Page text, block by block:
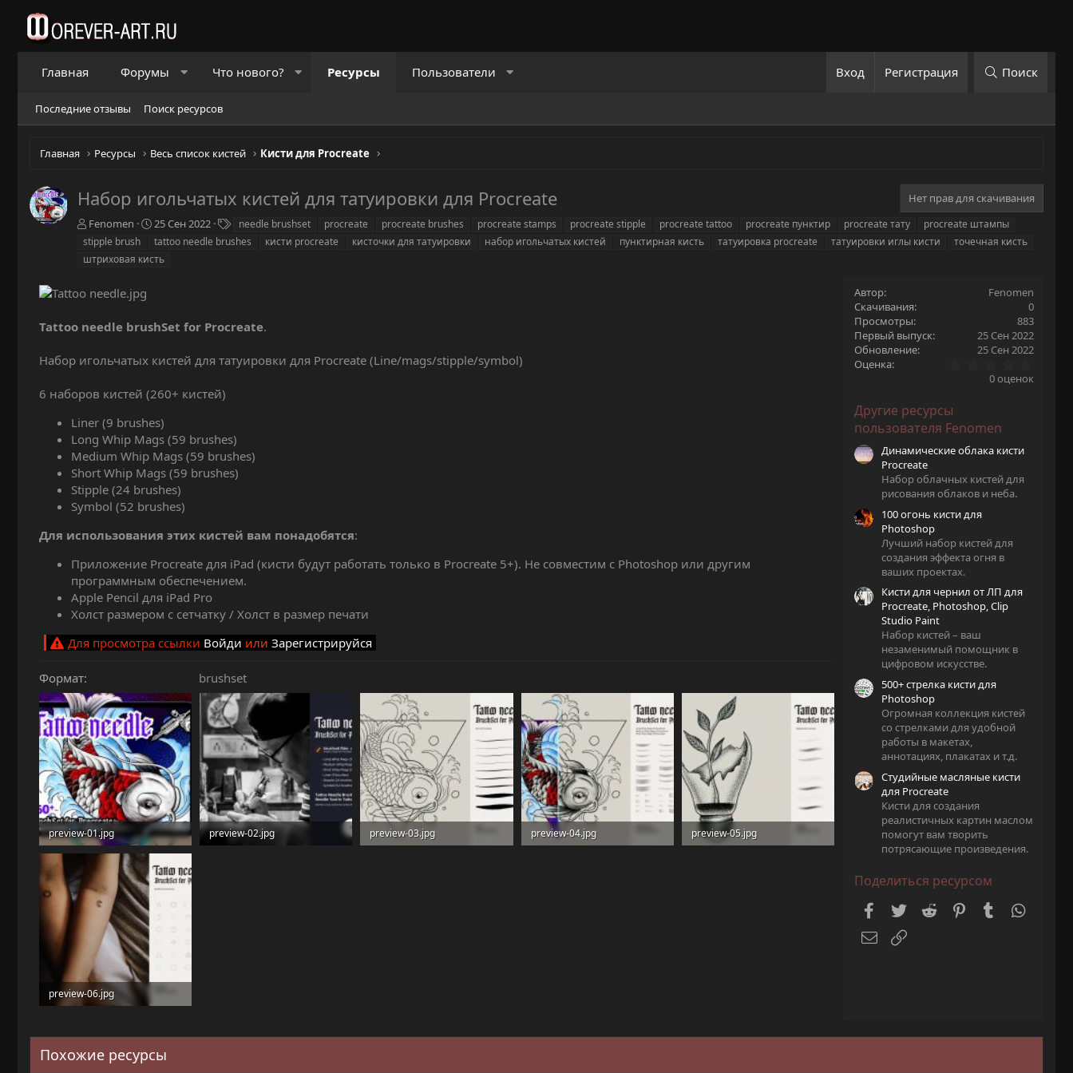
Главная Форумы Что нового? Ресурсы Пользователи Вход Регистрация Поиск
Последние отзывы Поиск ресурсов
Главная Ресурсы Весь список кистей Кисти для Procreate
Набор игольчатых кистей для татуировки для Procreate
Нет прав для скачивания
А
в
о
Fenomen
Д
а
а
д
и
25 Сен 2022
е
needle brushset procreate procreate brushes procreate stamps procreate stipple procreate tattoo procreate пунктир procreate тату
procreate штампы
stipple brush
tattoo needle brushes кисти procreate кисточки для татуировки набор игольчатых кистей пунктирная кисть татуировка procreate татуировки иглы кисти
точечная кисть
штриховая кисть
Tattoo needle brushSet for Procreate.
Набор игольчатых кистей для татуировки для Procreate (Line/mags/stipple/symbol)
6 наборов кистей (260+ кистей)
Liner (9 brushes)
Long Whip Mags (59 brushes)
Medium Whip Mags (59 brushes)
Short Whip Mags (59 brushes)
Stipple (24 brushes)
Symbol (52 brushes)
Для использования этих кистей вам понадобятся:
Приложение Procreate для iPad (кисти будут работать только в Procreate 5+). Не совместим с Photoshop или другим
программным обеспечением.
Apple Pencil для iPad Pro
Холст размером с сетчатку / Холст в размер печати
Для просмотра ссылки Войди или Зарегистрируйся
Формат brushset
preview-01.jpg
254.1 KB · Просмотры: 20
preview-02.jpg
preview-03.jpg
preview-04.jpg
preview-05.jpg
preview-06.jpg
Автор
Fenomen
Скачивания
0
Просмотры
883
Первый выпуск
25 Сен 2022
Обновление
25 Сен 2022
Оценка
0
0 оценок
Другие ресурсы
пользователя Fenomen
Динамические облака кисти
Procreate
Набор облачных кистей для
рисования облаков и неба.
100 огонь кисти для
Photoshop
Лучший набор кистей для
создания эффекта огня в
ваших проектах.
Кисти для чернил от ЛП для
Procreate, Photoshop, Clip
Studio Paint
Набор кистей – ваш
незаменимый помощник в
цифровом искусстве.
500+ стрелка кисти для
Photoshop
Огромная коллекция кистей
со стрелками для удобной
работы в макетах,
аннотациях, плакатах и т.д.
Студийные масляные кисти
для Procreate
Кисти для создания
реалистичных картин маслом
помогут вам творить
потрясающие произведения.
Поделиться ресурсом
Facebook
Twitter Reddit PinterestTumblr
Электронная почта
Похожие ресурсы